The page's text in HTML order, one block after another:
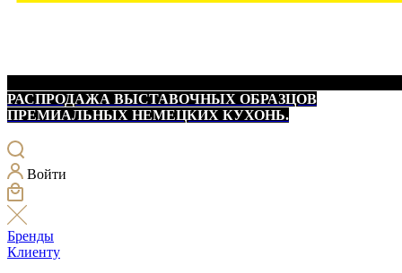
РАСПРОДАЖА ВЫСТАВОЧНЫХ ОБРАЗЦОВ
ПРЕМИАЛЬНЫХ НЕМЕЦКИХ КУХОНЬ.
Войти
Бренды
Клиенту